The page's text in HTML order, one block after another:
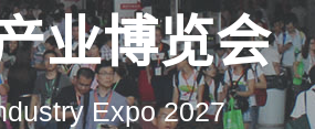
业博览会
Expo 2027